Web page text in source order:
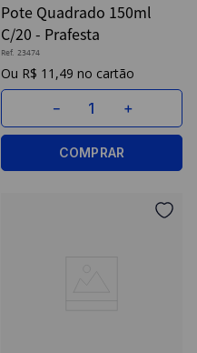
Pote Quadrado 150ml
C/20 - Prafesta
Ref. 23474
R$ 11 ,49
＋
－
COMPRAR